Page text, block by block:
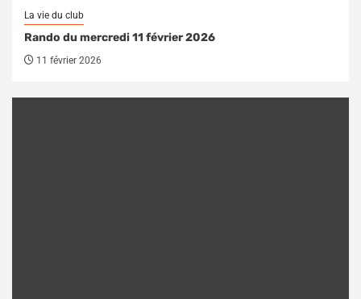
La vie du club
Rando du mercredi 11 février 2026
11 février 2026